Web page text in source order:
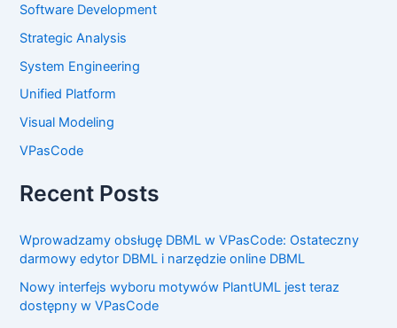
Software Development
Strategic Analysis
System Engineering
Unified Platform
Visual Modeling
VPasCode
Recent Posts
Wprowadzamy obsługę DBML w VPasCode: Ostateczny
darmowy edytor DBML i narzędzie online DBML
Nowy interfejs wyboru motywów PlantUML jest teraz
dostępny w VPasCode